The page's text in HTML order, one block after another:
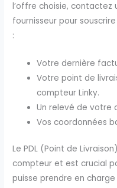
l’offre choisie, contactez
fournisseur pour
:
Votre dernière
Votre point de
compteur Linky.
Un relevé de votre
Vos coordonnées
Le PDL (Point de
compteur et est crucial
puisse prendre en